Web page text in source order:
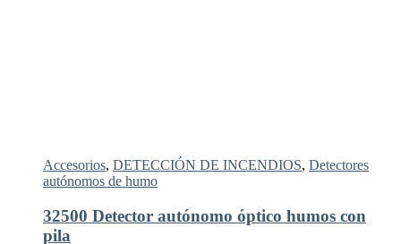
Accesorios, DETECCIÓN DE INCENDIOS, Detectores
autónomos de humo
32500 Detector autónomo óptico humos con
pila